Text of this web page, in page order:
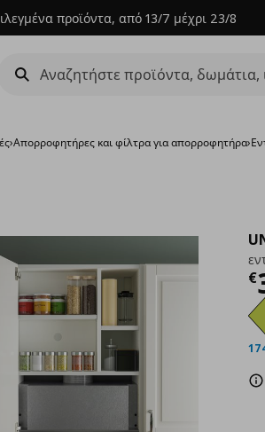
προϊόντα, από 13/7 μέχρι 23/8
›Απορροφητήρες και φίλτρα για απορροφητήρα›
€